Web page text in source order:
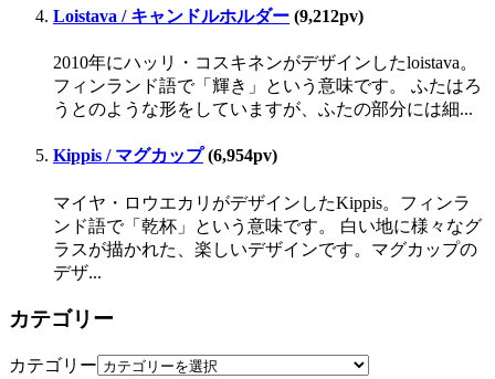
Loistava / キャンドルホルダー (9,212pv)
2010年にハッリ・コスキネンがデザインしたloistava。
フィンランド語で「輝き」という意味です。 ふたはろ
うとのような形をしていますが、ふたの部分には細...
Kippis / マグカップ(6,954pv)
マイヤ・ロウエカリがデザインしたKippis。フィンラ
ンド語で「乾杯」という意味です。 白い地に様々なグ
ラスが描かれた、楽しいデザインです。マグカップの
デザ...
カテゴリー
カテゴリー